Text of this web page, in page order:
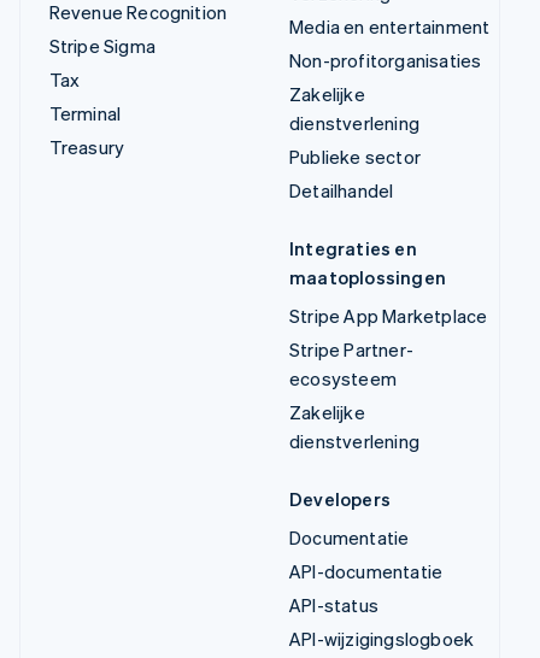
Revenue Recognition
Stripe Sigma
Tax
Terminal
Treasury
Media en entertainment
Non-profitorganisaties
Zakelijke
dienstverlening
Publieke sector
Detailhandel
Integraties en
maatoplossingen
Stripe App Marketplace
Stripe Partner-
ecosysteem
Zakelijke
dienstverlening
Developers
Documentatie
API-documentatie
API-status
API-wijzigingslogboek